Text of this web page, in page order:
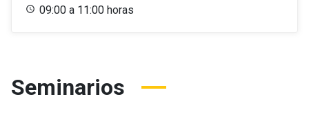
09:00 a 11:00 horas
Seminarios